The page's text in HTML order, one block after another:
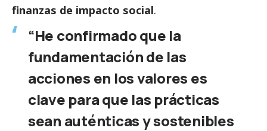
finanzas de impacto social.
“He confirmado que la
fundamentación de las
acciones en los valores es
clave para que las prácticas
sean auténticas y sostenibles